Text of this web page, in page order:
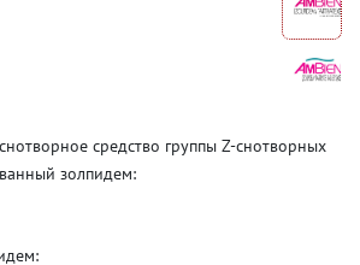
средство группы Z-снотворных
золпидем: